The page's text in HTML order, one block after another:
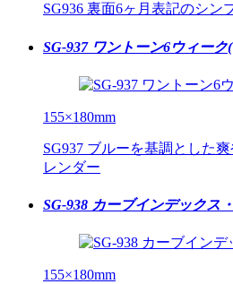
SG936 裏面6ヶ月表記のシン
SG-937 ワントーン6ウィーク
155×180mm
SG937 ブルーを基調とした
レンダー
SG-938 カーブインデックス
155×180mm